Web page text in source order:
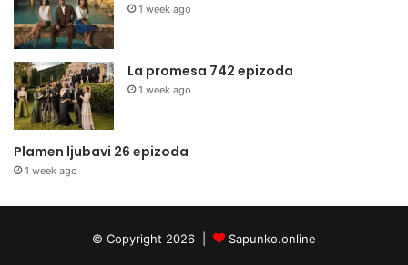
1 week ago
La promesa 742 epizoda
1 week ago
Plamen ljubavi 26 epizoda
1 week ago
© Copyright 2026 | Sapunko.online